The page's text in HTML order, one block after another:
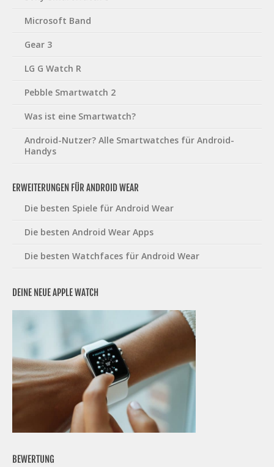
Microsoft Band
Gear 3
LG G Watch R
Pebble Smartwatch 2
Was ist eine Smartwatch?
Android-Nutzer? Alle Smartwatches für Android-
Handys
ERWEITERUNGEN FÜR ANDROID WEAR
Die besten Spiele für Android Wear
Die besten Android Wear Apps
Die besten Watchfaces für Android Wear
DEINE NEUE APPLE WATCH
BEWERTUNG